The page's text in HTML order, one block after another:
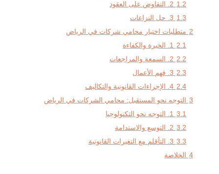
1.2 2. التفاوض على العقود
1.3 3. حل النزاعات
2 متطلبات اختيار محامي شركات في الرياض
2.1 1. الخبرة والكفاءة
2.2 2. السمعة والمراجعات
2.3 3. فهم الأعمال
2.4 4. الإجراءات القانونية والتكاليف
3
التوجه نحو المستقبل: محامي الشركات في الرياض
3.1 1. التوجه نحو التكنولوجيا
3.2 2. التوسع والاستدامة
3.3 3. التأقلم مع التغيرات القانونية
4
الخلاصة